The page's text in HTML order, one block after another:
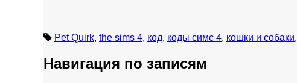
Pet Quirk, the sims 4, код, коды симс 4, кошки и собаки,
Навигация по записям